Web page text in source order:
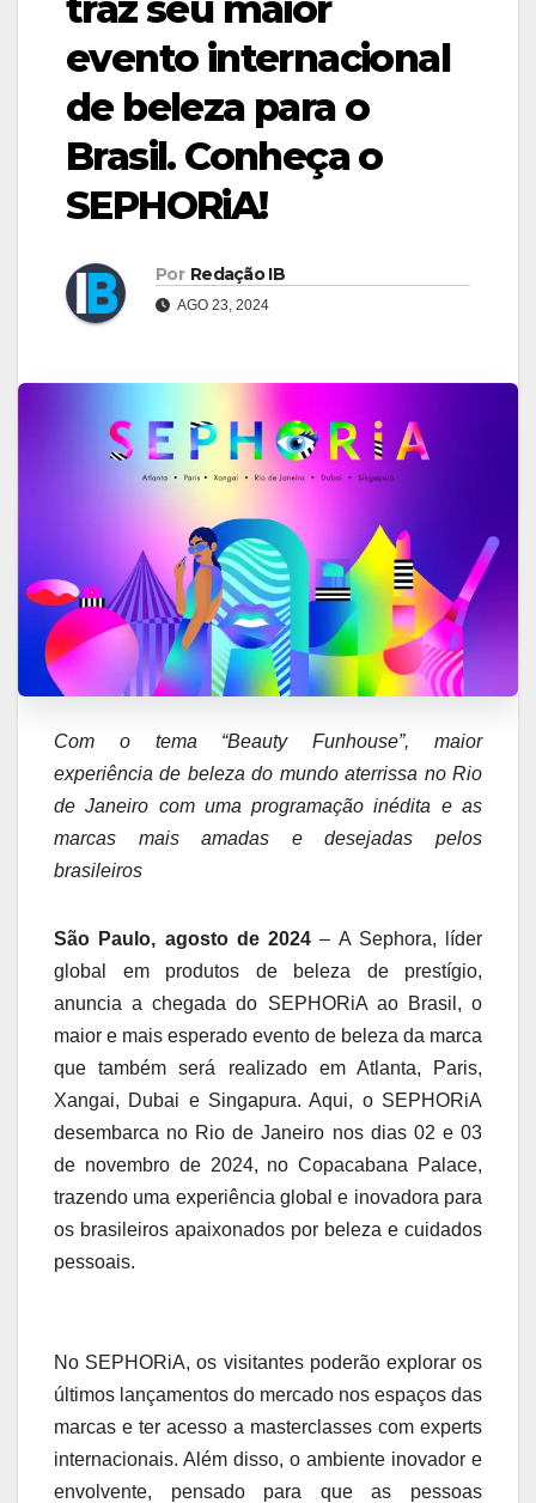
evento internacional
de beleza para o
Brasil. Conheça o
SEPHORiA!
Por Redação IB
AGO 23, 2024
Com o tema “Beauty Funhouse”, maior
experiência de beleza do mundo aterrissa no Rio
de Janeiro com uma programação inédita e as
marcas mais amadas e desejadas pelos
brasileiros
São Paulo, agosto de 2024 – A Sephora, líder
global em produtos de beleza de prestígio,
anuncia a chegada do SEPHORiA ao Brasil, o
maior e mais esperado evento de beleza da marca
que também será realizado em Atlanta, Paris,
Xangai, Dubai e Singapura. Aqui, o SEPHORiA
desembarca no Rio de Janeiro nos dias 02 e 03
de novembro de 2024, no Copacabana Palace,
trazendo uma experiência global e inovadora para
os brasileiros apaixonados por beleza e cuidados
pessoais.
No SEPHORiA, os visitantes poderão explorar os
últimos lançamentos do mercado nos espaços das
marcas e ter acesso a masterclasses com experts
internacionais. Além disso, o ambiente inovador e
envolvente, pensado para que as pessoas